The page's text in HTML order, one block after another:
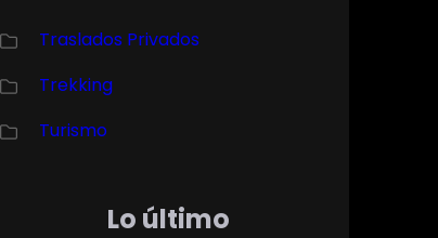
Traslados Privados
Trekking
Turismo
Lo último